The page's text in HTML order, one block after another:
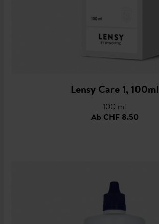
Lensy Care 1, 100ml
100 ml
AbCHF 8.50